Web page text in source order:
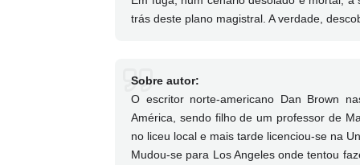
trás deste plano magistral. A verdade,
Sobre autor:
O escritor norte-americano Dan Brown
América, sendo filho de um professor de
no liceu local e mais tarde licenciou-se na
Mudou-se para Los Angeles onde tentou